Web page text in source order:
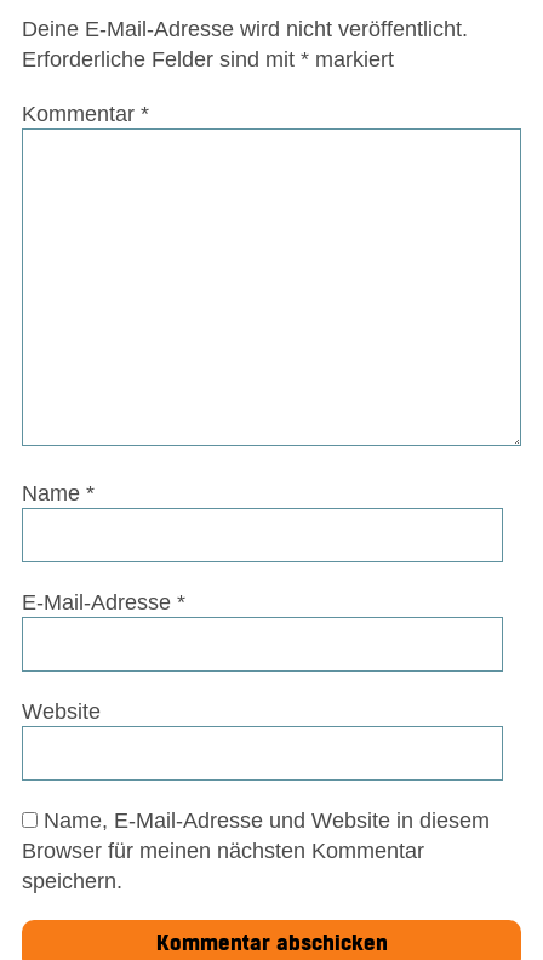
Deine E-Mail-Adresse wird nicht veröffentlicht.
Erforderliche Felder sind mit * markiert
Kommentar *
Name *
E-Mail-Adresse *
Website
Name, E-Mail-Adresse und Website in diesem
Browser für meinen nächsten Kommentar
speichern.